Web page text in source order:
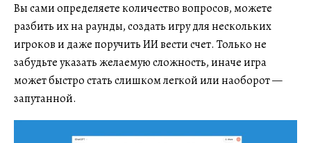
Вы сами определяете количество вопросов, можете
разбить их на раунды, создать игру для нескольких
игроков и даже поручить ИИ вести счет. Только не
забудьте указать желаемую сложность, иначе игра
может быстро стать слишком легкой или наоборот —
запутанной.